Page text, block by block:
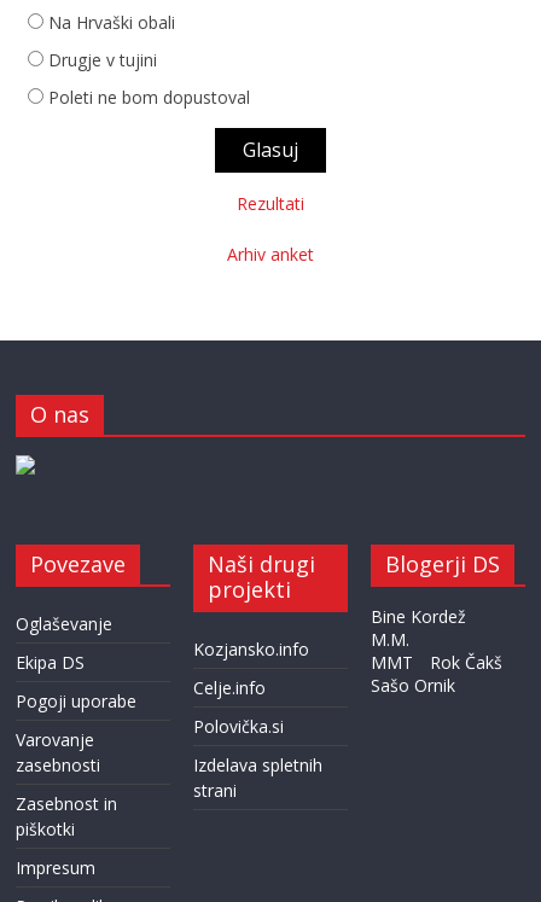
Na Hrvaški obali
Drugje v tujini
Poleti ne bom dopustoval
Rezultati
Arhiv anket
O nas
Povezave
Oglaševanje
Ekipa DS
Pogoji uporabe
Varovanje
zasebnosti
Zasebnost in
piškotki
Impresum
Naši drugi
projekti
Kozjansko.info
Celje.info
Polovička.si
Izdelava spletnih
strani
Blogerji DS
Bine Kordež
M.M.
MMT
Rok Čakš
Sašo Ornik